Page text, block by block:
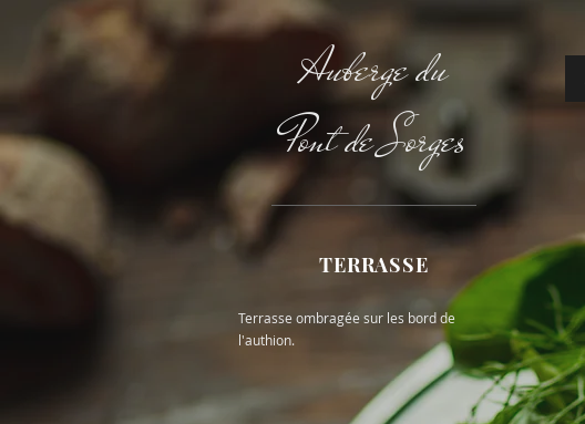
Auberge du
Pont de Sorges
TERRASSE
Terrasse ombragée sur les bord de
l'authion.